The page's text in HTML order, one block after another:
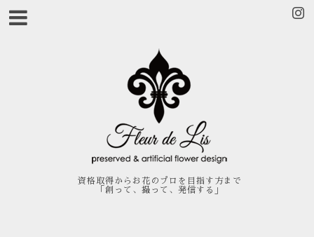
資格取得からお花のプロを目指す方まで
「創って、撮って、発信する」